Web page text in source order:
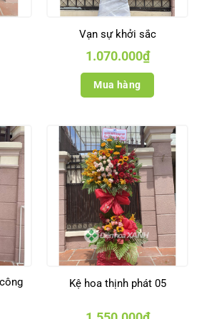
Vạn sự khởi sắc
1.070.000₫
Mua hàng
Kệ hoa thịnh phát 05